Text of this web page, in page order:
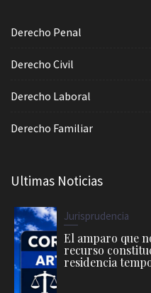
Derecho Penal
Derecho Civil
Derecho Laboral
Derecho Familiar
Ultimas Noticias
Jurisprudencia
El amparo que
recurso
residencia